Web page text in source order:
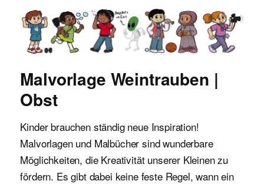
Malvorlagen für Kinder
Malvorlage Weintrauben |
Obst
Kinder brauchen ständig neue Inspiration!
Malvorlagen und Malbücher sind wunderbare
Möglichkeiten, die Kreativität unserer Kleinen zu
fördern. Es gibt dabei keine feste Regel, wann ein